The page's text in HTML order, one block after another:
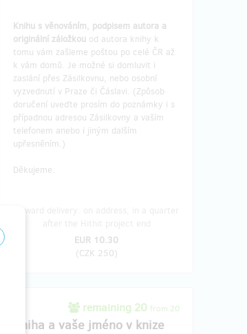
Knihu s věnováním, podpisem autora a
originální záložkou od autora knihy k
tomu vám zašleme poštou po celé ČR až
k vám domů. Je možné si domluvit i
zaslání přes Zásilkovnu, nebo osobní
vyzvednutí v Praze či Čáslavi. (Způsob
doručení uveďte prosím do poznámky i s
případnou adresou Zásilkovny a vaším
telefonem anebo i jiným dalším
upřesněním.)
Děkujeme.
Reward delivery: on address, in a quarter
EUR 10.30
(CZK 250)
remaining 20 from 20
Kniha a vaše jméno v knize